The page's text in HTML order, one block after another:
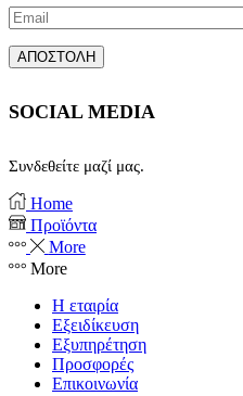
SOCIAL MEDIA
Συνδεθείτε μαζί μας.
Facebook
Instagram
Home
Προϊόντα
More
More
Η εταιρία
Εξειδίκευση
Εξυπηρέτηση
Προσφορές
Επικοινωνία